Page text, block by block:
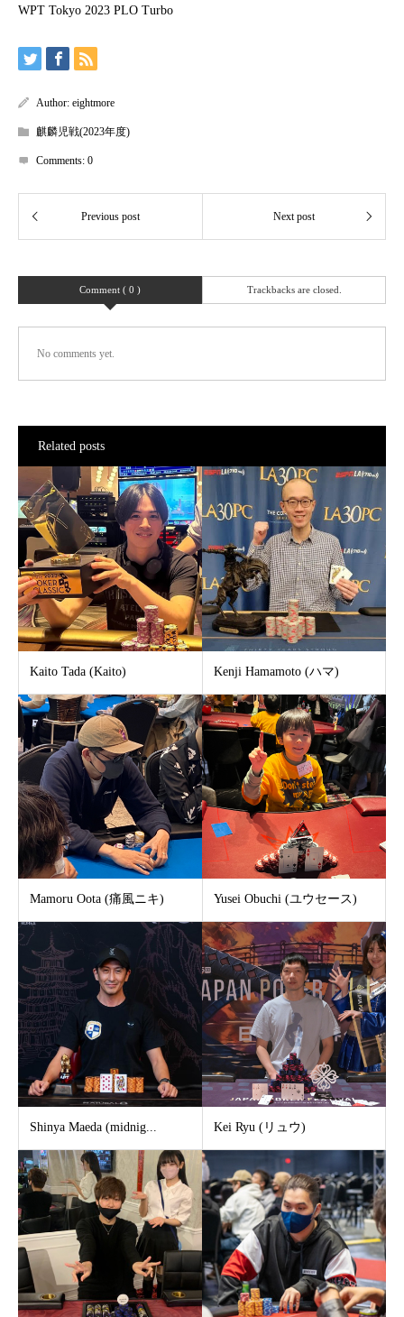
WPT Tokyo 2023 PLO Turbo
Author: eightmore
麒麟児戦(2023年度)
Comments: 0
Comment ( 0 ) Trackbacks are closed.
No comments yet.
Related posts
Kaito Tada (Kaito) Kenji Hamamoto (ハマ)
Mamoru Oota (痛風ニキ) Yusei Obuchi (ユウセース)
Shinya Maeda (midnig... Kei Ryu (リュウ)